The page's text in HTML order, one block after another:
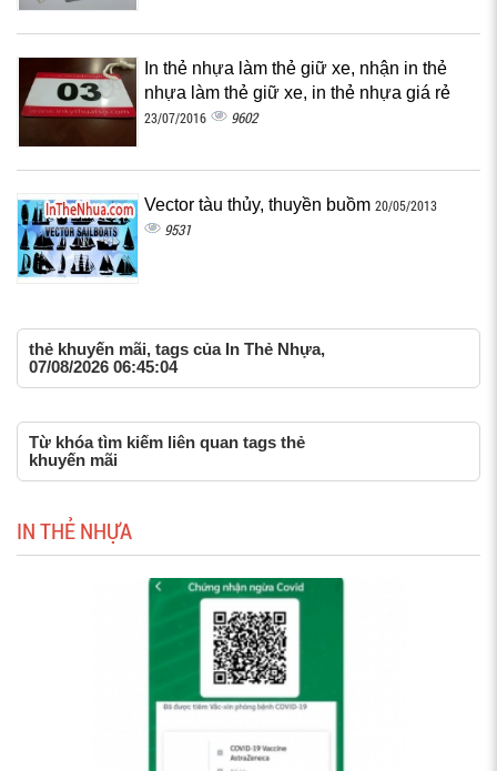
In thẻ nhựa làm thẻ giữ xe, nhận in thẻ
nhựa làm thẻ giữ xe, in thẻ nhựa giá rẻ
23/07/2016 9602
Vector tàu thủy, thuyền buồm 20/05/2013
9531
thẻ khuyến mãi, tags của In Thẻ Nhựa,
07/08/2026 06:45:04
Từ khóa tìm kiếm liên quan tags thẻ
khuyến mãi
IN THẺ NHỰA